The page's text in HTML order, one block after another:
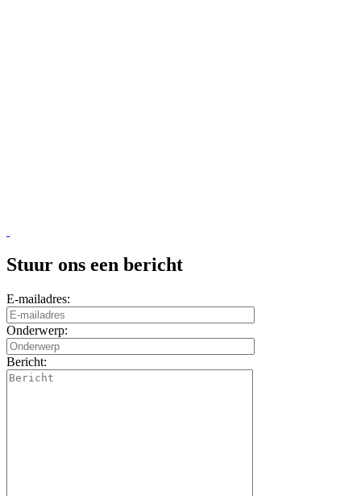
Stuur ons een bericht
E-mailadres:
Onderwerp:
Bericht: